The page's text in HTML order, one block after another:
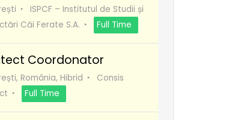
ISPCF – Institutul de Studii și
Căi Ferate S.A.
Full Time
Coordonator
România, Hibrid
Consis
Full Time